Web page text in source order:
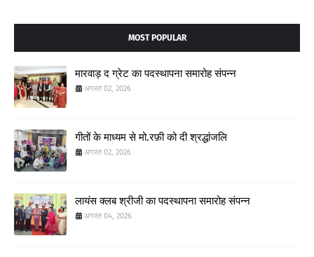
MOST POPULAR
मारवाड़ द ग्रेट का पदस्थापना समारोह संपन्न
अगस्त 02, 2026
गीतों के माध्यम से मो.रफ़ी को दी श्रद्धांजलि
अगस्त 02, 2026
लायंस क्लब श्रीजी का पदस्थापना समारोह संपन्न
अगस्त 04, 2026